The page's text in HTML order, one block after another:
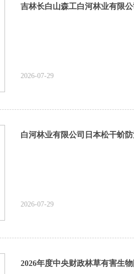
2026-07-29
2026-07-29
2026年度中央财政林草有害生